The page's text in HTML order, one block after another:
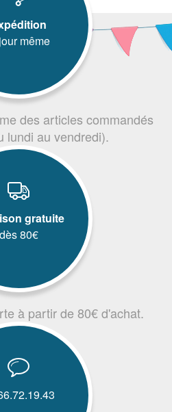
même
des articles commandés
lundi au vendredi).
gratuite
dès 80€
à partir de 80€ d'achat.